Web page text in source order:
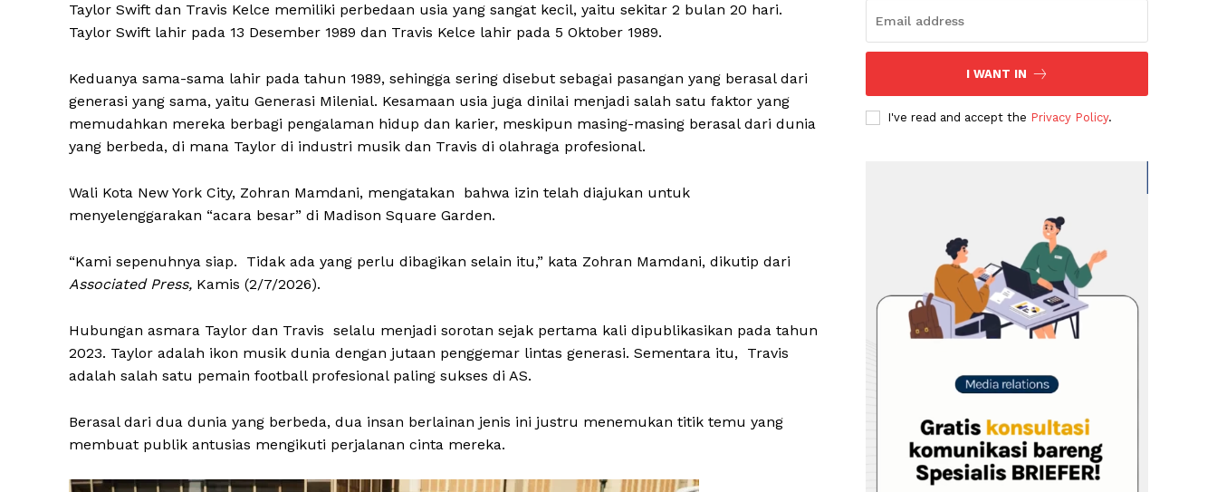
Taylor Swift dan Travis Kelce memiliki perbedaan usia yang sangat kecil, yaitu sekitar 2 bulan 20 hari.
Taylor Swift lahir pada 13 Desember 1989 dan Travis Kelce lahir pada 5 Oktober 1989.
Keduanya sama-sama lahir pada tahun 1989, sehingga sering disebut sebagai pasangan yang berasal dari
generasi yang sama, yaitu Generasi Milenial. Kesamaan usia juga dinilai menjadi salah satu faktor yang
memudahkan mereka berbagi pengalaman hidup dan karier, meskipun masing-masing berasal dari dunia
yang berbeda, di mana Taylor di industri musik dan Travis di olahraga profesional.
Wali Kota New York City, Zohran Mamdani, mengatakan bahwa izin telah diajukan untuk
menyelenggarakan “acara besar” di Madison Square Garden.
“Kami sepenuhnya siap. Tidak ada yang perlu dibagikan selain itu,” kata Zohran Mamdani, dikutip dari
Associated Press, Kamis (2/7/2026).
Hubungan asmara Taylor dan Travis selalu menjadi sorotan sejak pertama kali dipublikasikan pada tahun
2023. Taylor adalah ikon musik dunia dengan jutaan penggemar lintas generasi. Sementara itu, Travis
adalah salah satu pemain football profesional paling sukses di AS.
Berasal dari dua dunia yang berbeda, dua insan berlainan jenis ini justru menemukan titik temu yang
membuat publik antusias mengikuti perjalanan cinta mereka.
I WANT IN
I've read and accept the Privacy Policy.